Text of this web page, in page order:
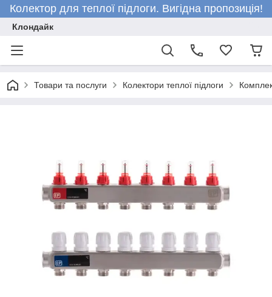
Колектор для теплої підлоги. Вигідна пропозиція!
Клондайк
Товари та послуги Колектори теплої підлоги